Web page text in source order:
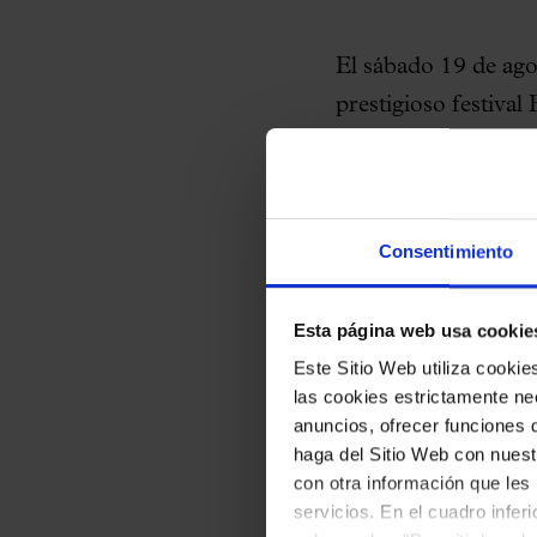
Consentimiento
Esta página web usa
Este Sitio Web utiliza
las cookies estrictamente
anuncios, ofrecer funciones
haga del Sitio Web con
con otra información que
servicios. En el cuadro
El sábado 19 de
prestigioso festival
coros catalanes
actuando junto a
interpretar los
Es una cita
Catalana para
la incorporación
como asesor
En esta ocasión, la